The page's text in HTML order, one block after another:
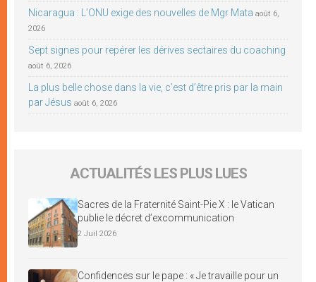
Nicaragua : L’ONU exige des nouvelles de Mgr Mata août 6,
2026
Sept signes pour repérer les dérives sectaires du coaching
août 6, 2026
La plus belle chose dans la vie, c’est d’être pris par la main
par Jésus août 6, 2026
ACTUALITÉS LES PLUS LUES
Sacres de la Fraternité Saint-Pie X : le Vatican
publie le décret d’excommunication
2 Juil 2026
Confidences sur le pape : « Je travaille pour un